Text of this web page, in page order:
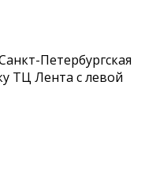
Петербургская
ТЦ Лента с левой